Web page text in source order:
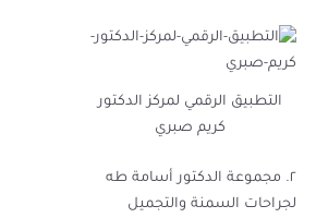
التطبيق الرقمي لمركز الدكتور
كريم صبري
٢. مجموعة الدكتور أسامة طه
لجراحات السمنة والتجميل